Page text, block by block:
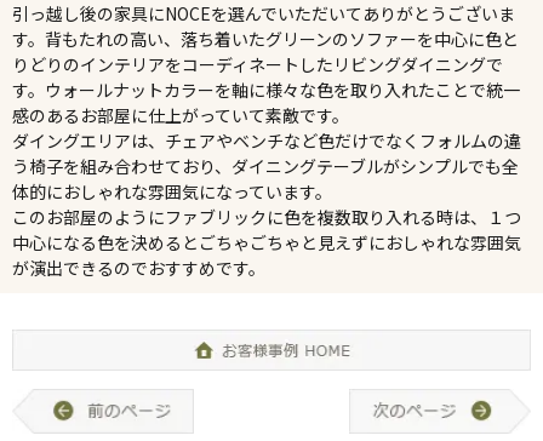
引っ越し後の家具にNOCEを選んでいただいてありがとうございま
す。背もたれの高い、落ち着いたグリーンのソファーを中心に色と
りどりのインテリアをコーディネートしたリビングダイニングで
す。ウォールナットカラーを軸に様々な色を取り入れたことで統一
感のあるお部屋に仕上がっていて素敵です。
ダイングエリアは、チェアやベンチなど色だけでなくフォルムの違
う椅子を組み合わせており、ダイニングテーブルがシンプルでも全
体的におしゃれな雰囲気になっています。
このお部屋のようにファブリックに色を複数取り入れる時は、１つ
中心になる色を決めるとごちゃごちゃと見えずにおしゃれな雰囲気
が演出できるのでおすすめです。